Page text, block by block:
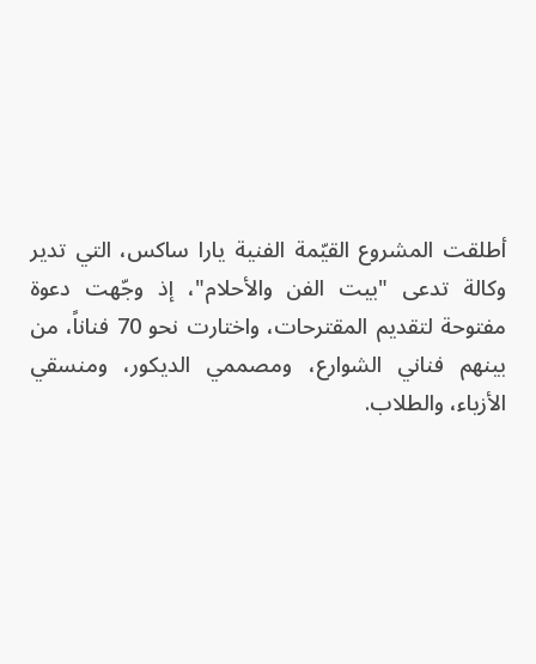
أطلقت المشروع القيّمة الفنية يارا ساكس، التي تدير
وكالة تدعى "بيت الفن والأحلام"، إذ وجّهت دعوة
مفتوحة لتقديم المقترحات، واختارت نحو 70 فناناً، من
بينهم فناني الشوارع، ومصممي الديكور، ومنسقي
الأزياء، والطلاب.